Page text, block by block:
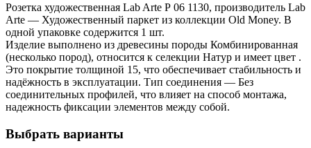
Розетка художественная Lab Arte Р 06 1130, производитель Lab
Arte — Художественный паркет из коллекции Old Money. В
одной упаковке содержится 1 шт.
Изделие выполнено из древесины породы Комбинированная
(несколько пород), относится к селекции Натур и имеет цвет .
Это покрытие толщиной 15, что обеспечивает стабильность и
надёжность в эксплуатации. Тип соединения — Без
соединительных профилей, что влияет на способ монтажа,
надежность фиксации элементов между собой.
Выбрать варианты